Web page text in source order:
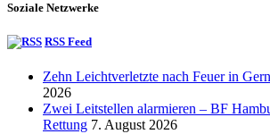
Soziale Netzwerke
RSS Feed
Zehn Leichtverletzte nach Feuer in
2026
Zwei Leitstellen alarmieren – BF
Rettung 7. August 2026